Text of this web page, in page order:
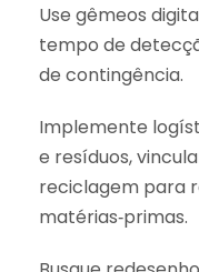
Use gêmeos
tempo de
de contingência.
Implemente
e resíduos,
reciclagem para
matérias‑primas.